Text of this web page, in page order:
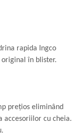
rapida Ingco
în blister.
prețios eliminând
accesoriilor cu cheia.